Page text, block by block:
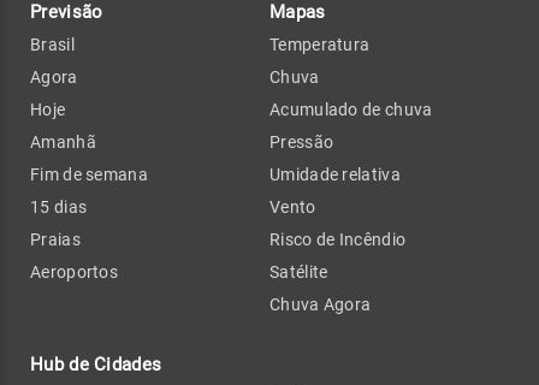
Previsão
Brasil
Agora
Hoje
Amanhã
Fim de semana
15 dias
Praias
Aeroportos
Hub de Cidades
Mapas
Temperatura
Chuva
Acumulado de chuva
Pressão
Umidade relativa
Vento
Risco de Incêndio
Satélite
Chuva Agora